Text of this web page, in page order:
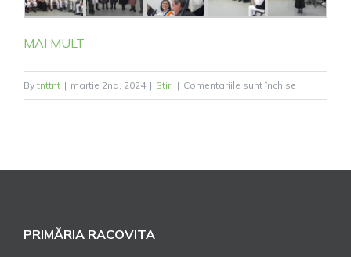
MAI MULT
By tnttnt | martie 2nd, 2024 | Stiri | Comentariile sunt închise
De
PRIMĂRIA RACOVITA